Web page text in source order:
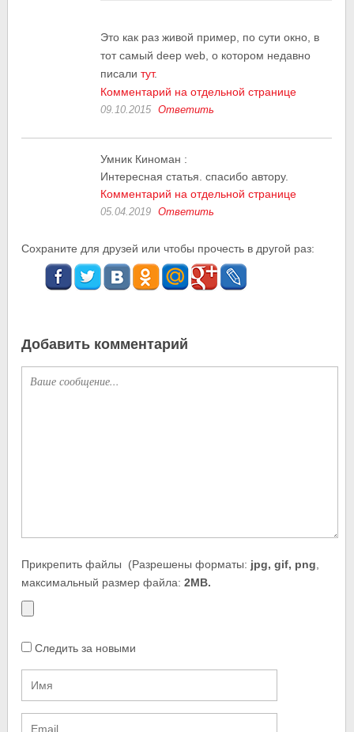
Это как раз живой пример, по сути окно, в
тот самый deep web, о котором недавно
писалитут.
Комментарий на отдельной странице
09.10.2015 Ответить
Умник Киноман :
Интересная статья. спасибо автору.
Комментарий на отдельной странице
05.04.2019 Ответить
Сохраните для друзей или чтобы прочесть в другой раз:
Добавить комментарий
Прикрепить файлы (Разрешены форматы: jpg, gif, png
максимальный размер файла:2MB.
Следить за новыми